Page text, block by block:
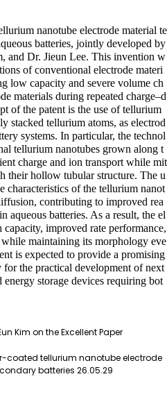
nanotube electrode material te
batteries, jointly developed by
and Dr. Jieun Lee. This invention w
of conventional electrode materi
low capacity and severe volume ch
materials during repeated charge–d
of the patent is the use of tellurium
stacked tellurium atoms, as electrod
systems. In particular, the technol
tellurium nanotubes grown along t
charge and ion transport while mit
their hollow tubular structure. The u
characteristics of the tellurium nanot
contributing to improved rea
aqueous batteries. As a result, the el
improved rate performance,
maintaining its morphology eve
is expected to provide a promising
for the practical development of next
energy storage devices requiring bot
Kim on the Excellent Paper
coated tellurium nanotube electrode
batteries 26.05.29